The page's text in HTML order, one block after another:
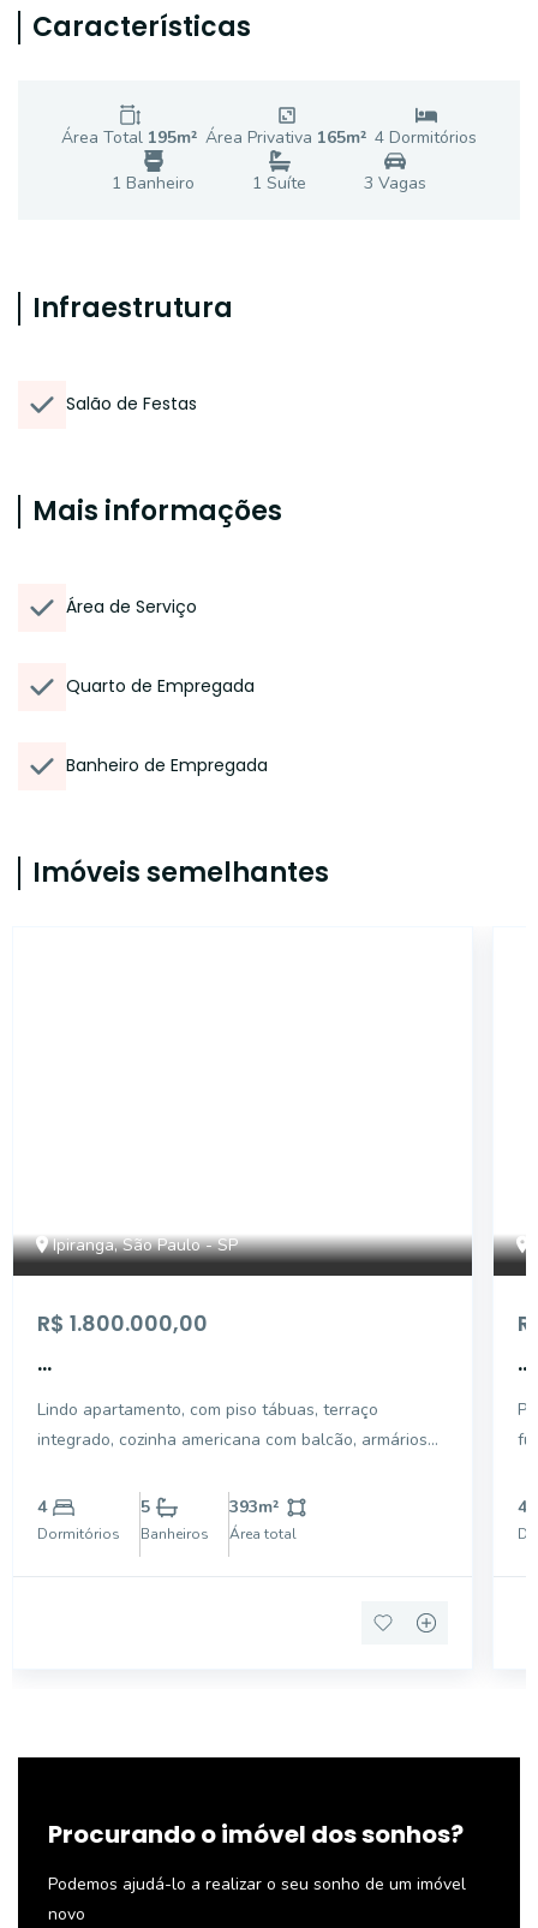
Características
Área Total 195m² Área Privativa 165m² 4 Dormitórios
1 Banheiro 1 Suíte 3 Vagas
Infraestrutura
Salão de Festas
Mais informações
Área de Serviço
Quarto de Empregada
Banheiro de Empregada
Imóveis semelhantes
Ipiranga, São Paulo - SP
R$ 1.800.000,00
...
Lindo apartamento, com piso tábuas, terraço
integrado, cozinha americana com balcão, armários
na entrada. A Directa Imóveis foi fundada em Maio
do ano de 1991. Há 31 anos no mercado, somos
4
Dormitórios
5
Banheiros
393m²
Área total
...
4
Procurando o imóvel dos sonhos?
Podemos ajudá-lo a realizar o seu sonho de um imóvel
novo